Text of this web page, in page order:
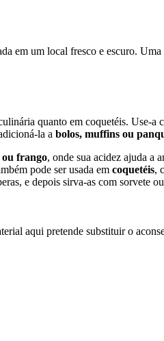
em um local fresco e escuro.
quanto em coquetéis. Use-a
la a bolos, muffins ou
frango, onde sua acidez ajuda a
pode ser usada em coquetéis,
e depois sirva-as com sorvete
aqui pretende substituir o